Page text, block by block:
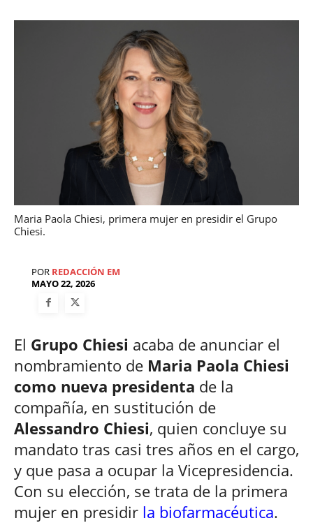
Maria Paola Chiesi, primera mujer en presidir el Grupo
Chiesi.
POR REDACCIÓN EM
MAYO 22, 2026
El Grupo Chiesi acaba de anunciar el
nombramiento de Maria Paola Chiesi
como nueva presidenta de la
compañía, en sustitución de
Alessandro Chiesi, quien concluye su
mandato tras casi tres años en el cargo,
y que pasa a ocupar la Vicepresidencia.
Con su elección, se trata de la primera
mujer en presidir la biofarmacéutica.